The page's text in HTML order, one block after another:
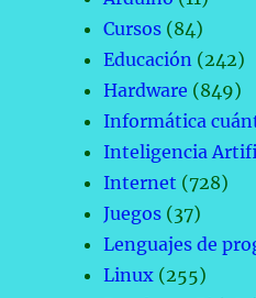
Cursos (84)
Educación (242)
Hardware (849)
Informática
Inteligencia
Internet (728)
Juegos (37)
Lenguajes de
Linux (255)